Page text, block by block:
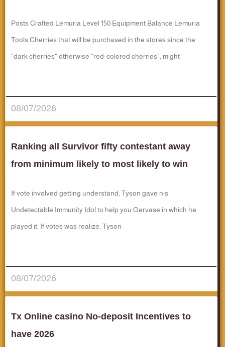
Posts Crafted Lemuria Level 150 Equipment Balance Lemuria
Tools Cherries that will be purchased in the stores since the
"dark cherries" otherwise "red-colored cherries", might
08/07/2026
Ranking all Survivor fifty contestant away
from minimum likely to most likely to win
If vote involved getting understand, Tyson gave his
Undetectable Immunity Idol to help you Gervase in which he
played it. If votes was realize, Tyson
08/07/2026
Tx Online casino No-deposit Incentives to
have 2026